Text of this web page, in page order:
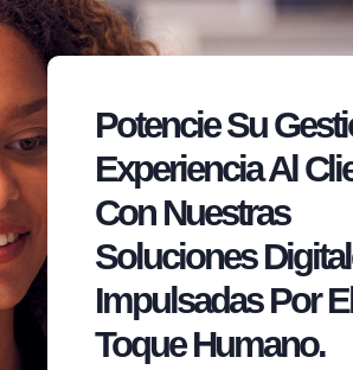
Potencie Su
Experiencia Al
Con Nuestras
Soluciones
Impulsadas Por
Toque Humano.